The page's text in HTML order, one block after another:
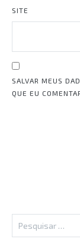
SITE
SALVAR MEUS
QUE EU
por: